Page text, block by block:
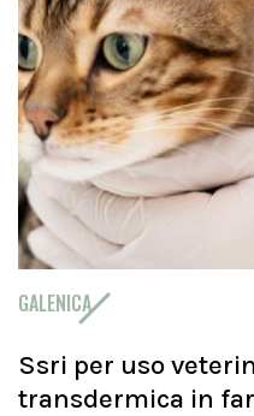
GALENICA
Ssri per uso
transdermica in